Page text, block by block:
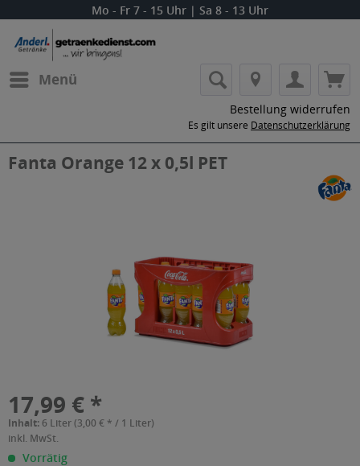
Mo - Fr 7 - 15 Uhr | Sa 8 - 13 Uhr
Menü
Bestellung widerrufen
Es gilt unsere Datenschutzerklärung
Fanta Orange 12 x 0,5l PET
17,99 € *
Inhalt:6 Liter (3,00 € * / 1 Liter)
inkl. MwSt.
Vorrätig